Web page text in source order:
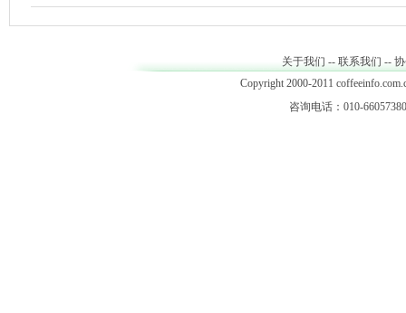
关于我们 -- 联系我们 --
Copyright 2000-2011
咨询电话：010-